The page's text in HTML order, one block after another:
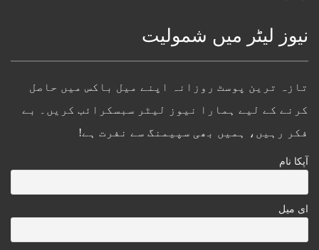
نیوز لیٹر میں شمولیت
تازہ ترین پوسٹ روزانہ اپنے میل باکس میں حاصل
کرنے کے لیے ہمارا نیوز لیٹر سبسکرائب کریں۔ بے
فکر رہیں، ہمیں بھی سپیمنگ سے نفرت ہے!
آپکا نام
ای میل